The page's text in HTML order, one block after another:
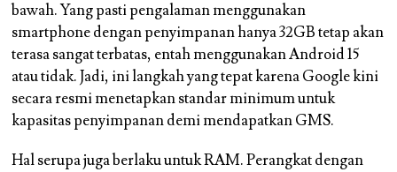
bawah. Yang pasti pengalaman menggunakan
smartphone dengan penyimpanan hanya 32GB tetap akan
terasa sangat terbatas, entah menggunakan Android 15
atau tidak. Jadi, ini langkah yang tepat karena Google kini
secara resmi menetapkan standar minimum untuk
kapasitas penyimpanan demi mendapatkan GMS.
Hal serupa juga berlaku untuk RAM. Perangkat dengan